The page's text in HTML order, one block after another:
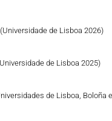
(Universidade de Lisboa 2026)
de Lisboa 2025)
de Lisboa, Boloña